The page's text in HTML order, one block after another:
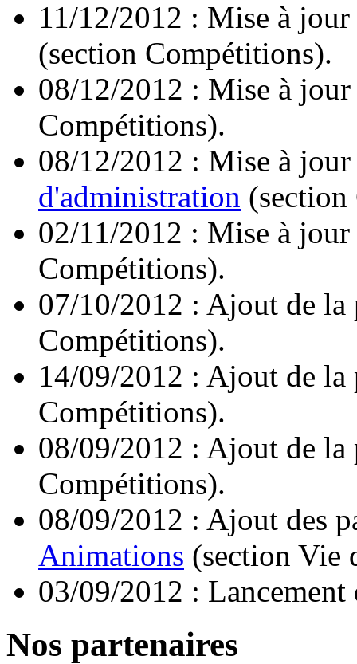
11/12/2012 : Mise à
(section Compétitions).
08/12/2012 : Mise à
Compétitions).
08/12/2012 : Mise à
d'administration
02/11/2012 : Mise à
Compétitions).
07/10/2012 : Ajout de la
Compétitions).
14/09/2012 : Ajout de la
Compétitions).
08/09/2012 : Ajout de la
Compétitions).
08/09/2012 : Ajout des
Animations (section Vie
03/09/2012 : Lancement
Nos partenaires